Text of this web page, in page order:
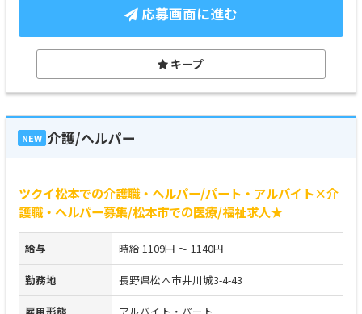
応募画面に進む
キープ
NEW 介護/ヘルパー
ツクイ松本での介護職・ヘルパー/パート・アルバイト×介
護職・ヘルパー募集/松本市での医療/福祉求人★
給与 時給 1109円 ～ 1140円
勤務地 長野県松本市井川城3-4-43
雇用形態 アルバイト・パート